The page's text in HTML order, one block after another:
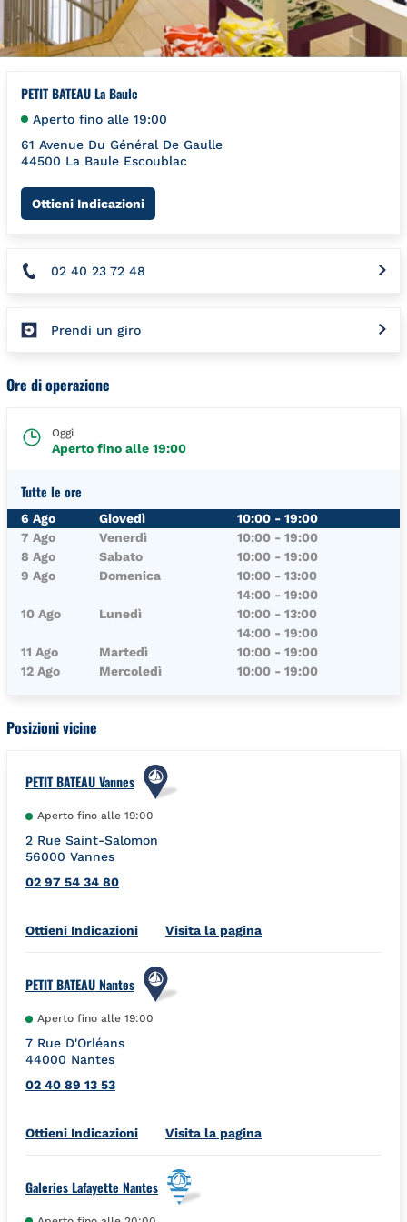
PETIT BATEAU La Baule
Aperto fino alle 19:00
61 Avenue Du Général De Gaulle
44500 La Baule Escoublac
Ottieni IndicazioniLink Opens in New Tab
02 40 23 72 48
Prendi un giro
Ore di operazione
Oggi
Aperto fino alle 19:00
Tutte le ore
Giorno della Settimana
6 Ago Giovedì 10:00 - 19:00
7 Ago
Venerdì 10:00 - 19:00
8 Ago
Sabato 10:00 - 19:00
9 Ago
Domenica 10:00 - 13:00
14:00 - 19:00
10 Ago
Lunedì 10:00 - 13:00
14:00 - 19:00
11 Ago
Martedì 10:00 - 19:00
12 Ago
Mercoledì 10:00 - 19:00
Posizioni vicine
PETIT BATEAU Vannes
Aperto fino alle 19:00
2 Rue Saint-Salomon
56000 Vannes
02 97 54 34 80
Ottieni IndicazioniLink Opens in New Tab
Visita la pagina
PETIT BATEAU Nantes
Aperto fino alle 19:00
7 Rue D'Orléans
44000 Nantes
02 40 89 13 53
Ottieni IndicazioniLink Opens in New Tab
Visita la pagina
Galeries Lafayette Nantes